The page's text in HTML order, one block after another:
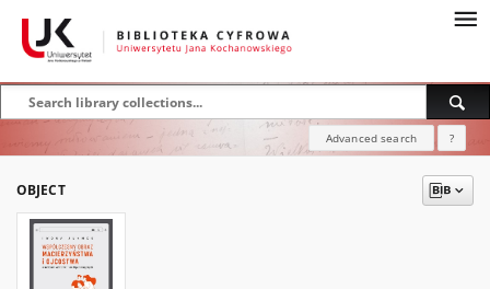
Advanced search ?
OBJECT